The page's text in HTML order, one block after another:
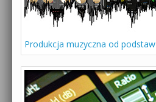
Produkcja muzyczna od podstaw